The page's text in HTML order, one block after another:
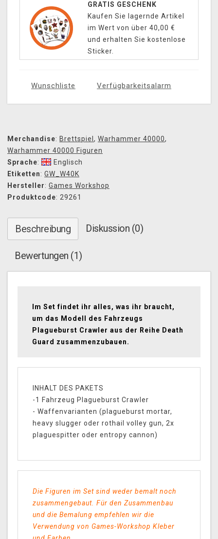
GRATIS GESCHENK
Kaufen Sie lagernde Artikel
im Wert von über 40,00 €
und erhalten Sie kostenlose
Sticker.
Wunschliste Verfügbarkeitsalarm
Merchandise: Brettspiel , Warhammer 40000,
Warhammer 40000 Figuren
Sprache:
Englisch
Etiketten: GW_W40K
Hersteller: Games Workshop
Produktcode: 29261
Beschreibung Diskussion (0)
Bewertungen (1)
Im Set findet ihr alles, was ihr braucht,
um das Modell des Fahrzeugs
Plagueburst Crawler aus der Reihe Death
Guard zusammenzubauen.
INHALT DES PAKETS
-1 Fahrzeug Plagueburst Crawler
- Waffenvarianten (plagueburst mortar,
heavy slugger oder rothail volley gun, 2x
plaguespitter oder entropy cannon)
Die Figuren im Set sind weder bemalt noch
zusammengebaut. Für den Zusammenbau
und die Bemalung empfehlen wir die
Verwendung von Games-Workshop Kleber